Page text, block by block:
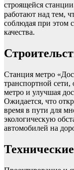
строящейся
работают над тем,
соблюдая при этом
качества.
Станция метро
транспортной сети,
метро и улучшая
Ожидается, что
время в пути для
экологическую
автомобилей на